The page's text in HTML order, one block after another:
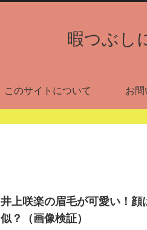
暇つぶし
このサイトについて お問
井上咲楽の眉毛が可愛い！顔
似？（画像検証）